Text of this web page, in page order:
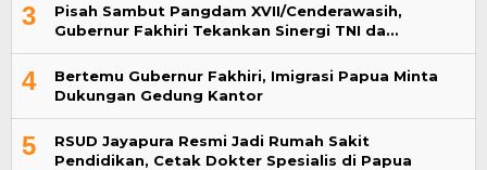
3
Pisah Sambut Pangdam XVII/Cenderawasih,
Gubernur Fakhiri Tekankan Sinergi TNI da…
4
Bertemu Gubernur Fakhiri, Imigrasi Papua Minta
Dukungan Gedung Kantor
5
RSUD Jayapura Resmi Jadi Rumah Sakit
Pendidikan, Cetak Dokter Spesialis di Papua